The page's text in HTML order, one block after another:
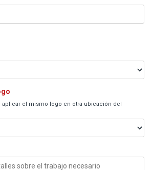
aplicar el mismo logo en otra ubicación del